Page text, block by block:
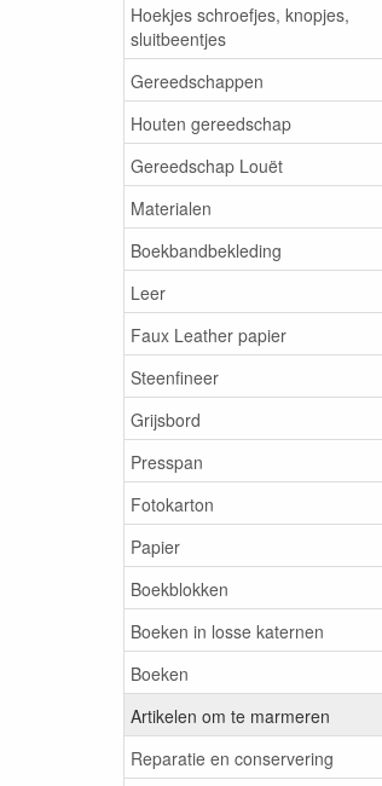
Hoekjes schroefjes, knopjes,
sluitbeentjes
Gereedschappen
Houten gereedschap
Gereedschap Louët
Materialen
Boekbandbekleding
Leer
Faux Leather papier
Steenfineer
Grijsbord
Presspan
Fotokarton
Papier
Boekblokken
Boeken in losse katernen
Boeken
Artikelen om te marmeren
Reparatie en conservering